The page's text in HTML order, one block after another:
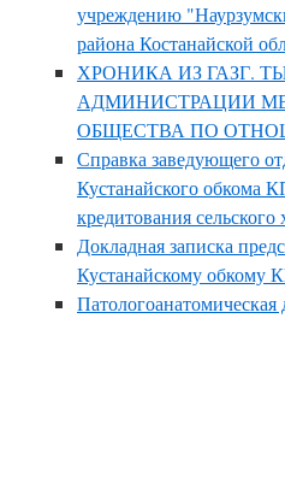
учреждению
района Костанайской
ХРОНИКА ИЗ ГАЗГ.
АДМИНИСТРАЦИИ
ОБЩЕСТВА ПО
Справка заведующего
Кустанайского обкома
кредитования сельского
Докладная записка
Кустанайскому обкому